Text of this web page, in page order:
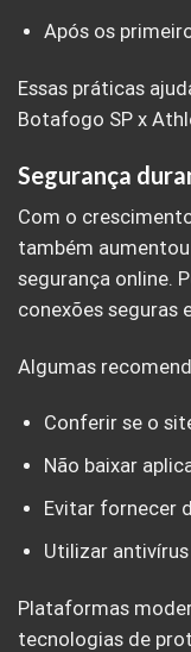
Após os
Essas práticas
Botafogo SP x
Segurança
Com o
também
segurança online.
conexões seguras
Algumas
Conferir se o
Não baixar
Evitar fornecer
Utilizar
Plataformas
tecnologias de